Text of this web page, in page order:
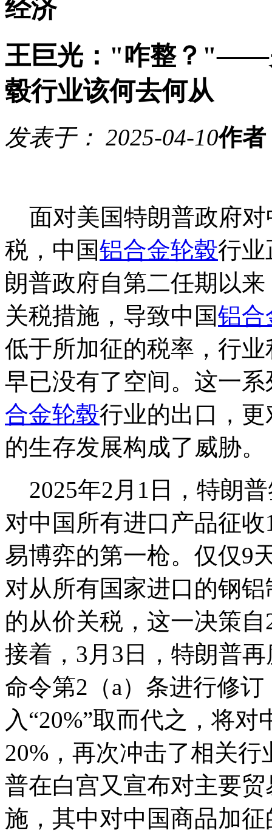
经济
王巨光："咋整？"——
毂行业该何去何从
发表于： 2025-04-10作者
面对美国特朗普政府对
税，中国铝合金轮毂行业
朗普政府自第二任期以
关税措施，导致中国铝合
低于所加征的税率，行
早已没有了空间。这一
合金轮毂行业的出口，
的生存发展构成了威胁。
2025年2月1日，特朗
对中国所有进口产品征
易博弈的第一枪。仅仅9
对从所有国家进口的钢
的从价关税，这一决策
接着，3月3日，特朗普
命令第2（a）条进行修
入“20%”取而代之，将
20%，再次冲击了相关
普在白宫又宣布对主要
施，其中对中国商品加